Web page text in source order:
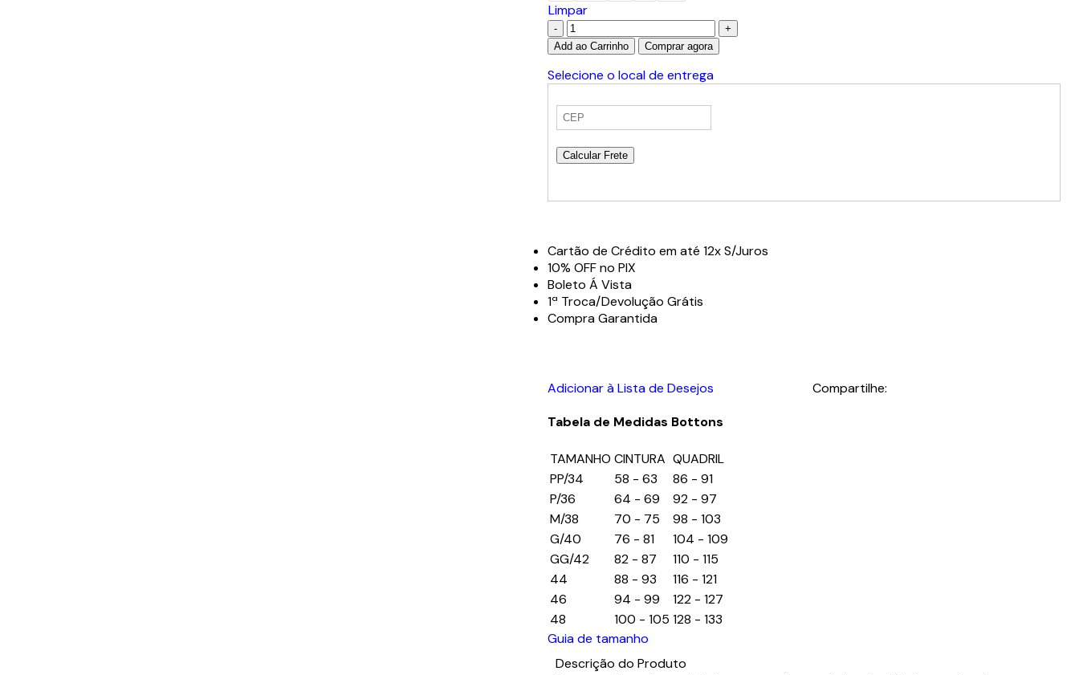
Limpar
Add ao Carrinho Comprar agora
Selecione o local de entrega
Calcular Frete
Cartão de Crédito em até 12x S/Juros
10% OFF no PIX
Boleto Á Vista
1ª Troca/Devolução Grátis
Compra Garantida
Adicionar à Lista de Desejos
Tabela de Medidas Bottons
TAMANHO CINTURA QUADRIL
PP/34
58 - 63
86 - 91
P/36
64 - 69
92 - 97
M/38
70 - 75
98 - 103
G/40
76 - 81
104 - 109
GG/42
82 - 87
110 - 115
44
88 - 93
116 - 121
46
94 - 99
122 - 127
48
100 - 105 128 - 133
Guia de tamanho
Compartilhe:
Descrição do Produto